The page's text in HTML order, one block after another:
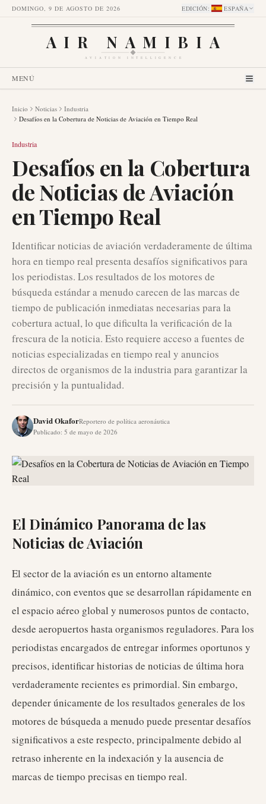
DOMINGO, 9 DE AGOSTO DE 2026 EDICIÓN: ESPAÑA
AIR NAMIBIA
AVIATION INTELLIGENCE
MENÚ
Inicio Noticias
Industria
Desafíos en la Cobertura de Noticias de Aviación en Tiempo Real
Industria
Desafíos en la Cobertura
de Noticias de Aviación
en Tiempo Real
Identificar noticias de aviación verdaderamente de última
hora en tiempo real presenta desafíos significativos para
los periodistas. Los resultados de los motores de
búsqueda estándar a menudo carecen de las marcas de
tiempo de publicación inmediatas necesarias para la
cobertura actual, lo que dificulta la verificación de la
frescura de la noticia. Esto requiere acceso a fuentes de
noticias especializadas en tiempo real y anuncios
directos de organismos de la industria para garantizar la
precisión y la puntualidad.
David OkaforReportero de política aeronáutica
Publicado: 5 de mayo de 2026
El Dinámico Panorama de las
Noticias de Aviación
El sector de la aviación es un entorno altamente
dinámico, con eventos que se desarrollan rápidamente en
el espacio aéreo global y numerosos puntos de contacto,
desde aeropuertos hasta organismos reguladores. Para los
periodistas encargados de entregar informes oportunos y
precisos, identificar historias de noticias de última hora
verdaderamente recientes es primordial. Sin embargo,
depender únicamente de los resultados generales de los
motores de búsqueda a menudo puede presentar desafíos
significativos a este respecto, principalmente debido al
retraso inherente en la indexación y la ausencia de
marcas de tiempo precisas en tiempo real.